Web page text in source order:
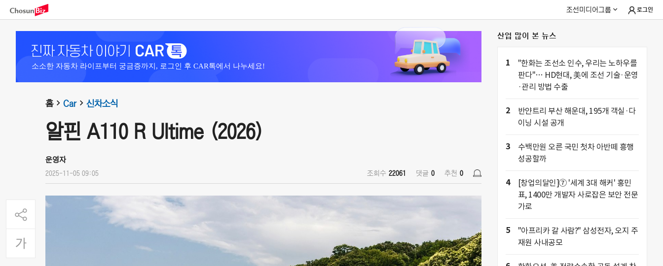
조선미디어그룹 로그인
소소한 자동차 라이프부터 궁금증까지, 로그인 후 CAR톡에서 나누세요!
홈 Car 신차소식
알핀 A110 R Ultime (2026)
운영자
2025-11-05 09:05 조회수 22061 댓글 0 추천 0
산업 많이 본 뉴스